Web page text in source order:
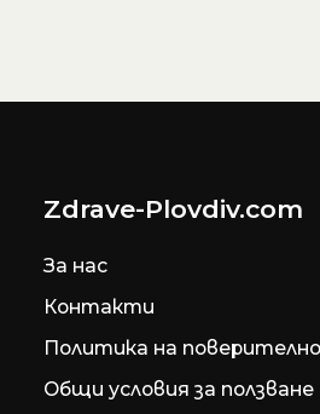
Zdrave-Plovdiv.com
За нас
Контакти
Политика на
Общи условия за ползване